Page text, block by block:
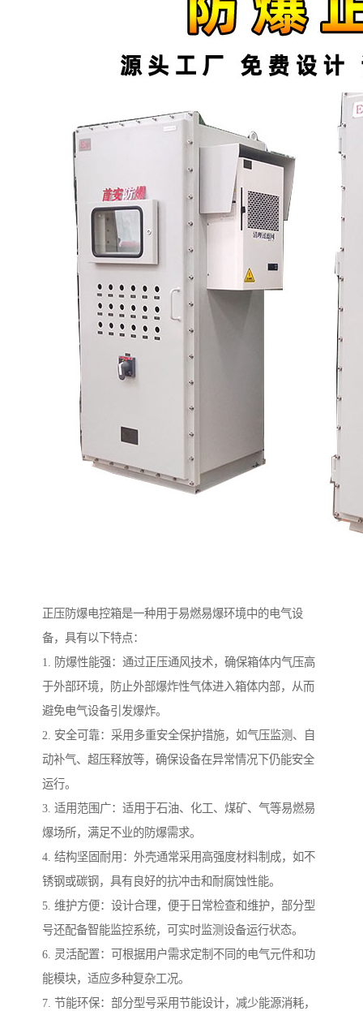
正压防爆电控箱是一种用于易燃易爆环境中的电气设
备，具有以下特点：
1. 防爆性能强：通过正压通风技术，确保箱体内气压高
于外部环境，防止外部爆炸性气体进入箱体内部，从而
避免电气设备引发爆炸。
2. 安全可靠：采用多重安全保护措施，如气压监测、自
动补气、超压释放等，确保设备在异常情况下仍能安全
运行。
3. 适用范围广：适用于石油、化工、煤矿、气等易燃易
爆场所，满足不业的防爆需求。
4. 结构坚固耐用：外壳通常采用高强度材料制成，如不
锈钢或碳钢，具有良好的抗冲击和耐腐蚀性能。
5. 维护方便：设计合理，便于日常检查和维护，部分型
号还配备智能监控系统，可实时监测设备运行状态。
6. 灵活配置：可根据用户需求定制不同的电气元件和功
能模块，适应多种复杂工况。
7. 节能环保：部分型号采用节能设计，减少能源消耗，